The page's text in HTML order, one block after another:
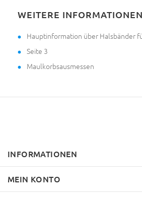
WEITERE INFORMATIONEN
Hauptinformation über Halsbänder
Seite 3
Maulkorbsausmessen
INFORMATIONEN
MEIN KONTO